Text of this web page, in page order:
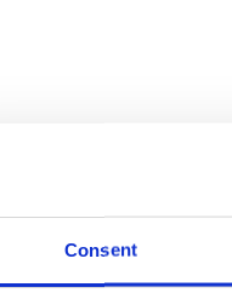
Consent